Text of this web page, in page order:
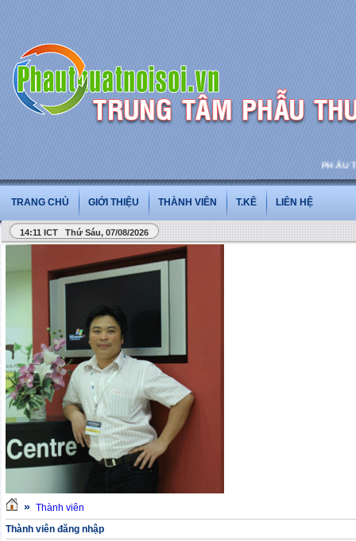
PHẪU
TRANG CHỦ GIỚI THIỆU THÀNH VIÊN T.KÊ LIÊN HỆ
14:11 ICT Thứ Sáu, 07/08/2026
» Thành viên
Thành viên đăng nhập